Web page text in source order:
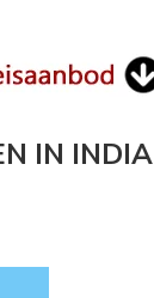
IN INDIA